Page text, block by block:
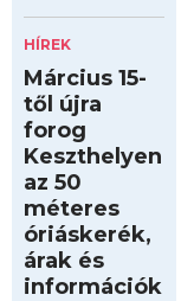
HÍREK
Március 15-
től újra
forog
Keszthelyen
az 50
méteres
óriáskerék,
árak és
információk